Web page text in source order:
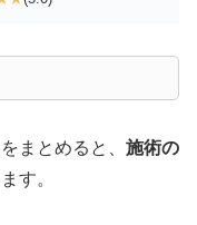
まとめると、 施術の
す。